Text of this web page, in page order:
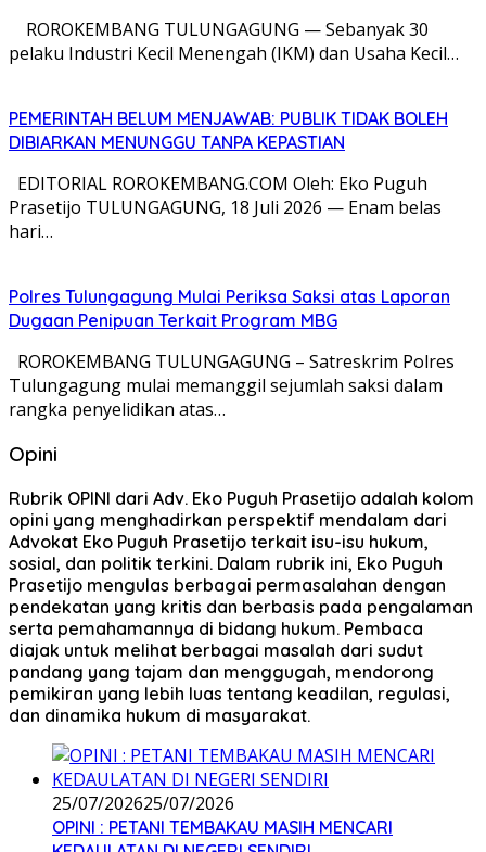
​ ROROKEMBANG TULUNGAGUNG — Sebanyak 30
pelaku Industri Kecil Menengah (IKM) dan Usaha Kecil…
PEMERINTAH BELUM MENJAWAB: PUBLIK TIDAK BOLEH
DIBIARKAN MENUNGGU TANPA KEPASTIAN
EDITORIAL ROROKEMBANG.COM Oleh: Eko Puguh
Prasetijo TULUNGAGUNG, 18 Juli 2026 — Enam belas
hari…
Polres Tulungagung Mulai Periksa Saksi atas Laporan
Dugaan Penipuan Terkait Program MBG
ROROKEMBANG TULUNGAGUNG – Satreskrim Polres
Tulungagung mulai memanggil sejumlah saksi dalam
rangka penyelidikan atas…
Opini
Rubrik OPINI dari Adv. Eko Puguh Prasetijo adalah kolom
opini yang menghadirkan perspektif mendalam dari
Advokat Eko Puguh Prasetijo terkait isu-isu hukum,
sosial, dan politik terkini. Dalam rubrik ini, Eko Puguh
Prasetijo mengulas berbagai permasalahan dengan
pendekatan yang kritis dan berbasis pada pengalaman
serta pemahamannya di bidang hukum. Pembaca
diajak untuk melihat berbagai masalah dari sudut
pandang yang tajam dan menggugah, mendorong
pemikiran yang lebih luas tentang keadilan, regulasi,
dan dinamika hukum di masyarakat.
25/07/202625/07/2026
OPINI : PETANI TEMBAKAU MASIH MENCARI